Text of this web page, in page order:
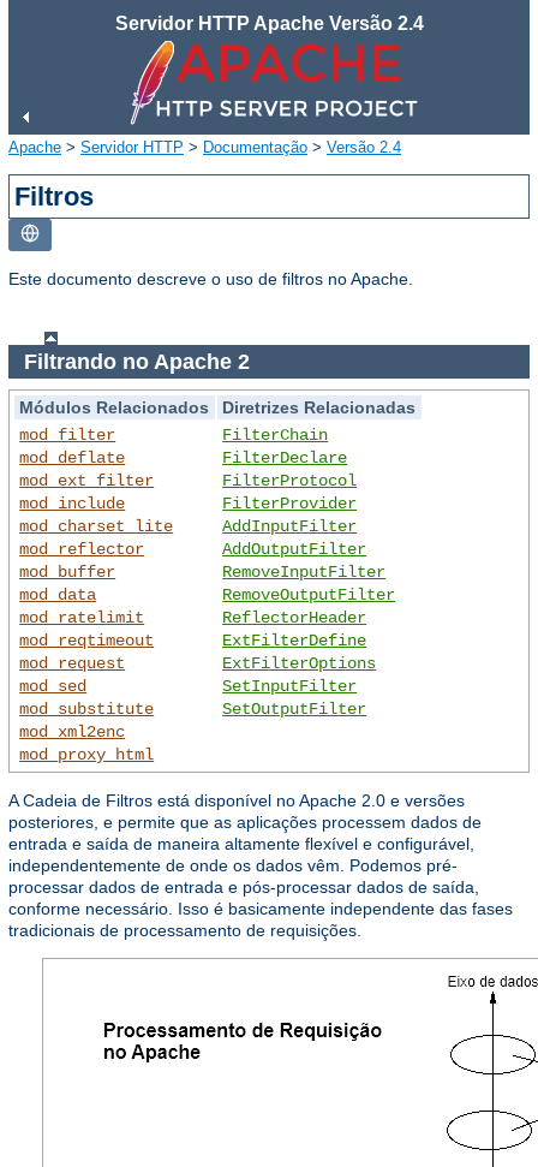
Servidor HTTP Apache Versão 2.4
Apache > Servidor HTTP > Documentação > Versão 2.4
Filtros
Este documento descreve o uso de filtros no Apache.
Filtrando no Apache 2
Módulos Relacionados
Diretrizes Relacionadas
mod_filter
mod_deflate
mod_ext_filter
mod_include
mod_charset_lite
mod_reflector
mod_buffer
mod_data
mod_ratelimit
mod_reqtimeout
mod_request
mod_sed
mod_substitute
mod_xml2enc
mod_proxy_html
FilterChain
FilterDeclare
FilterProtocol
FilterProvider
AddInputFilter
AddOutputFilter
RemoveInputFilter
RemoveOutputFilter
ReflectorHeader
ExtFilterDefine
ExtFilterOptions
SetInputFilter
SetOutputFilter
A Cadeia de Filtros está disponível no Apache 2.0 e versões
posteriores, e permite que as aplicações processem dados de
entrada e saída de maneira altamente flexível e configurável,
independentemente de onde os dados vêm. Podemos pré-
processar dados de entrada e pós-processar dados de saída,
conforme necessário. Isso é basicamente independente das fases
tradicionais de processamento de requisições.